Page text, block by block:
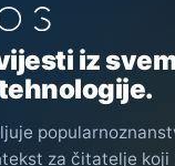
iz
za čitatelje koji